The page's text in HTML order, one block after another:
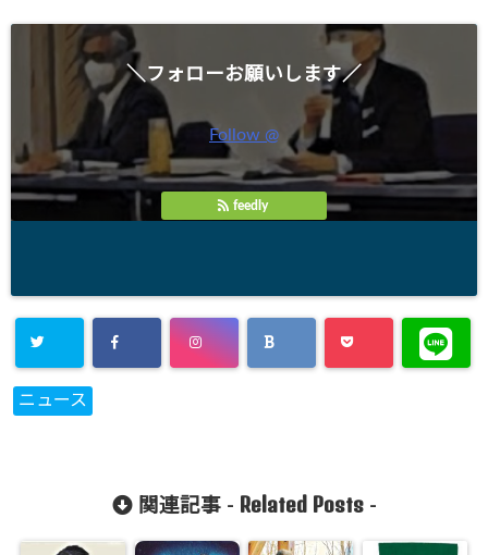
＼フォローお願いします／
Follow @
feedly
ニュース
関連記事 - Related Posts-